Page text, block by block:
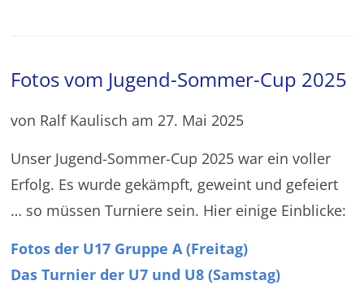
Fotos vom Jugend-Sommer-Cup 2025
von Ralf Kaulisch am 27. Mai 2025
Unser Jugend-Sommer-Cup 2025 war ein voller
Erfolg. Es wurde gekämpft, geweint und gefeiert
… so müssen Turniere sein. Hier einige Einblicke:
Fotos der U17 Gruppe A (Freitag)
Das Turnier der U7 und U8 (Samstag)